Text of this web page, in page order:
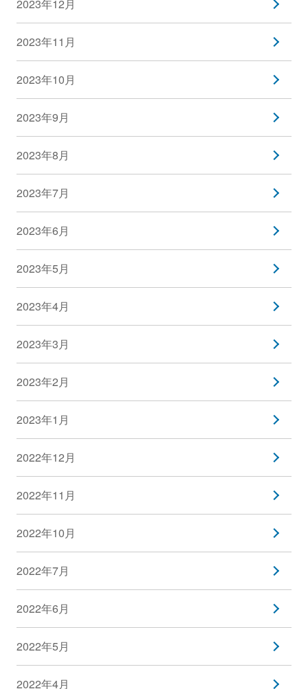
2023年12月
2023年11月
2023年10月
2023年9月
2023年8月
2023年7月
2023年6月
2023年5月
2023年4月
2023年3月
2023年2月
2023年1月
2022年12月
2022年11月
2022年10月
2022年7月
2022年6月
2022年5月
2022年4月